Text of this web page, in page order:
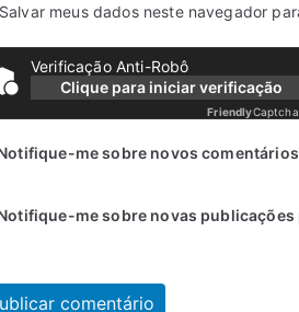
Salvar meus dados neste navegador
Verificação Anti-Robô
Clique para iniciar verificação
Friendly
me sobre novos
me sobre novas publicações